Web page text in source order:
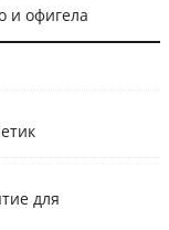
и офигела
для